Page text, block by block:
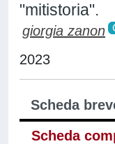
"mitistoria".
giorgia zanon
2023
Scheda
Scheda